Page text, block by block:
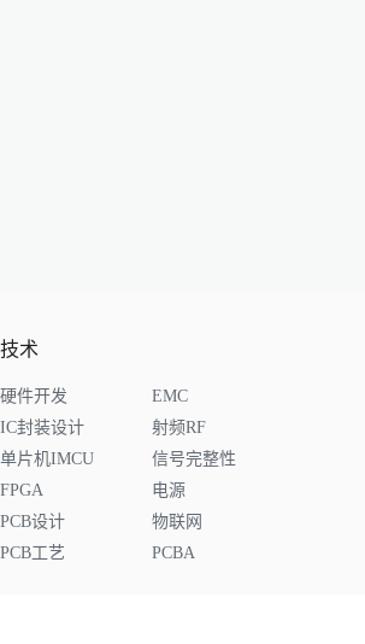
技术
硬件开发
EMC
IC封装设计
射频RF
单片机IMCU
信号完整性
FPGA
电源
PCB设计
物联网
PCB工艺
PCBA